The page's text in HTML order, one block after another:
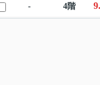
- 4階